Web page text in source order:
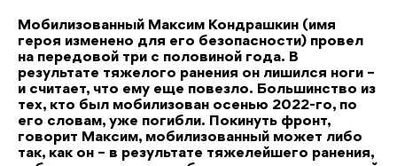
Мобилизованный Максим Кондрашкин (имя
героя изменено для его безопасности) провел
на передовой три с половиной года. В
результате тяжелого ранения он лишился ноги –
и считает, что ему еще повезло. Большинство из
тех, кто был мобилизован осенью 2022-го, по
его словам, уже погибли. Покинуть фронт,
говорит Максим, мобилизованный может либо
так, как он – в результате тяжелейшего ранения,